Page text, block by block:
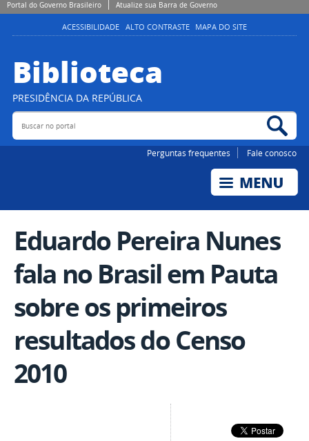
Portal do Governo Brasileiro Atualize sua Barra de Governo
ACESSIBILIDADE ALTO CONTRASTE MAPA DO SITE
Biblioteca
PRESIDÊNCIA DA REPÚBLICA
Buscar no portal
Perguntas frequentes Fale conosco
Eduardo Pereira Nunes
fala no Brasil em Pauta
sobre os primeiros
resultados do Censo
2010